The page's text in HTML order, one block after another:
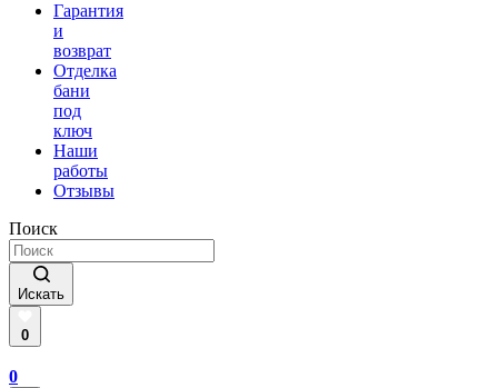
Гарантия
и
возврат
Отделка
бани
под
ключ
Наши
работы
Отзывы
Поиск
Искать
0
0